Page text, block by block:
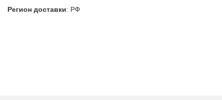
Регион доставки: РФ